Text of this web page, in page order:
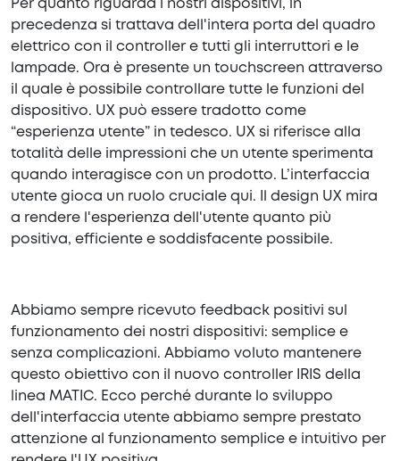
Per quanto riguarda i nostri dispositivi, in
precedenza si trattava dell'intera porta del quadro
elettrico con il controller e tutti gli interruttori e le
lampade. Ora è presente un touchscreen attraverso
il quale è possibile controllare tutte le funzioni del
dispositivo. UX può essere tradotto come
“esperienza utente” in tedesco. UX si riferisce alla
totalità delle impressioni che un utente sperimenta
quando interagisce con un prodotto. L’interfaccia
utente gioca un ruolo cruciale qui. Il design UX mira
a rendere l'esperienza dell'utente quanto più
positiva, efficiente e soddisfacente possibile.
Abbiamo sempre ricevuto feedback positivi sul
funzionamento dei nostri dispositivi: semplice e
senza complicazioni. Abbiamo voluto mantenere
questo obiettivo con il nuovo controller IRIS della
linea MATIC. Ecco perché durante lo sviluppo
dell'interfaccia utente abbiamo sempre prestato
attenzione al funzionamento semplice e intuitivo per